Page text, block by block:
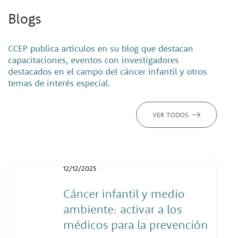
Blogs
CCEP publica artículos en su blog que destacan
capacitaciones, eventos con investigadores
destacados en el campo del cáncer infantil y otros
temas de interés especial.
VER TODOS
Cáncer infantil y medio
ambiente: activar a los
médicos para la prevención
12/12/2025